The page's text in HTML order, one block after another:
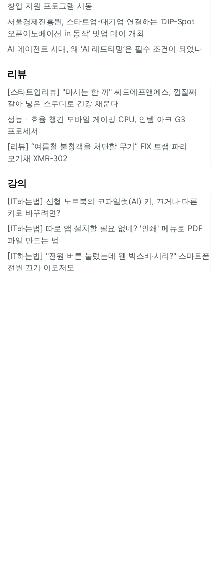
창업 지원 프로그램 시동
서울경제진흥원, 스타트업-대기업 연결하는 ‘DIP-Spot
오픈이노베이션 in 동작’ 밋업 데이 개최
AI 에이전트 시대, 왜 ‘AI 레드티밍’은 필수 조건이 되었나
리뷰
[스타트업리뷰] "마시는 한 끼" 씨드에프앤에스, 껍질째
갈아 넣은 스무디로 건강 채운다
성능ㆍ효율 챙긴 모바일 게이밍 CPU, 인텔 아크 G3
프로세서
[리뷰] “여름철 불청객을 처단할 무기” FIX 트랩 파리
모기채 XMR-302
강의
[IT하는법] 신형 노트북의 코파일럿(AI) 키, 끄거나 다른
키로 바꾸려면?
[IT하는법] 따로 앱 설치할 필요 없네? '인쇄' 메뉴로 PDF
파일 만드는 법
[IT하는법] "전원 버튼 눌렀는데 웬 빅스비·시리?" 스마트폰
전원 끄기 이모저모